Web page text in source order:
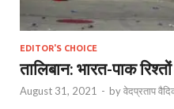
EDITOR'S CHOICE
तालिबान: भारत-पाक
August 31, 2021 - byवेदप्रताप